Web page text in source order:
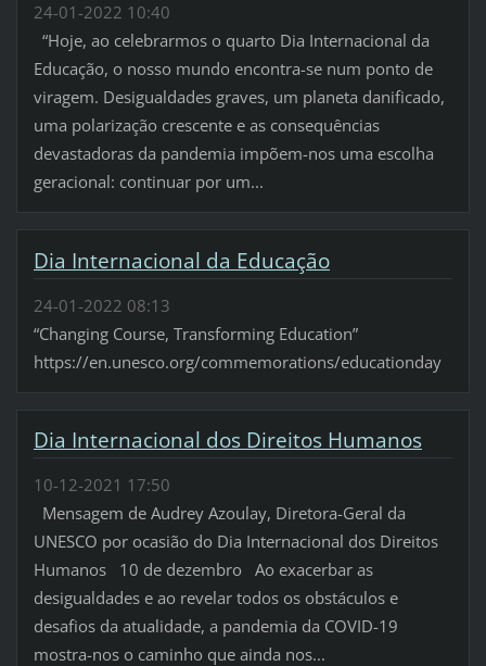
24-01-2022 10:40
“Hoje, ao celebrarmos o quarto Dia Internacional da
Educação, o nosso mundo encontra-se num ponto de
viragem. Desigualdades graves, um planeta danificado,
uma polarização crescente e as consequências
devastadoras da pandemia impõem-nos uma escolha
geracional: continuar por um...
Dia Internacional da Educação
24-01-2022 08:13
“Changing Course, Transforming Education”
https://en.unesco.org/commemorations/educationday
Dia Internacional dos Direitos Humanos
10-12-2021 17:50
Mensagem de Audrey Azoulay, Diretora-Geral da
UNESCO por ocasião do Dia Internacional dos Direitos
Humanos 10 de dezembro Ao exacerbar as
desigualdades e ao revelar todos os obstáculos e
desafios da atualidade, a pandemia da COVID-19
mostra-nos o caminho que ainda nos...